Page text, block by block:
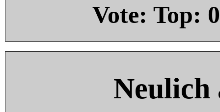
Vote: Top: 0
Neulich